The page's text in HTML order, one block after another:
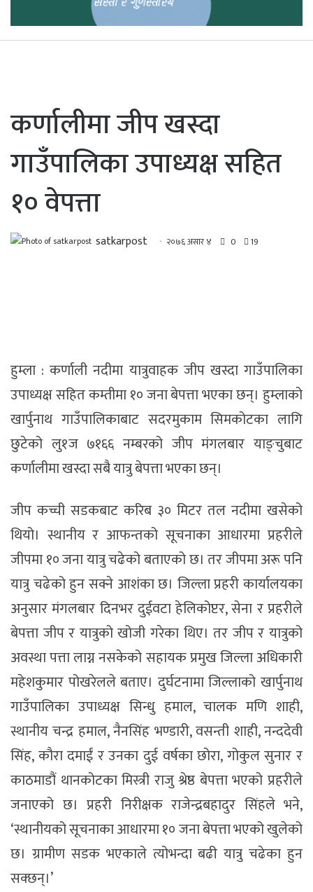
कर्णालीमा जीप खस्दा
गाउँपालिका उपाध्यक्ष सहित
१० वेपत्ता
satkarpost २०७६ असार ४ 0 19
हुम्ला : कर्णाली नदीमा यात्रुवाहक जीप खस्दा गाउँपालिका
उपाध्यक्ष सहित कम्तीमा १० जना बेपत्ता भएका छन्। हुम्लाको
खार्पुनाथ गाउँपालिकाबाट सदरमुकाम सिमकोटका लागि
छुटेको लु१ज ७१६६ नम्बरको जीप मंगलबार याङ्चुबाट
कर्णालीमा खस्दा सबै यात्रु बेपत्ता भएका छन्।
जीप कच्ची सडकबाट करिब ३० मिटर तल नदीमा खसेको
थियो। स्थानीय र आफन्तको सूचनाका आधारमा प्रहरीले
जीपमा १० जना यात्रु चढेको बताएको छ। तर जीपमा अरू पनि
यात्रु चढेको हुन सक्ने आशंका छ। जिल्ला प्रहरी कार्यालयका
अनुसार मंगलबार दिनभर दुईवटा हेलिकोप्टर, सेना र प्रहरीले
बेपत्ता जीप र यात्रुको खोजी गरेका थिए। तर जीप र यात्रुको
अवस्था पत्ता लाग्न नसकेको सहायक प्रमुख जिल्ला अधिकारी
महेशकुमार पोखरेलले बताए। दुर्घटनामा जिल्लाको खार्पुनाथ
गाउँपालिका उपाध्यक्ष सिन्धु हमाल, चालक मणि शाही,
स्थानीय चन्द्र हमाल, नैनसिंह भण्डारी, वसन्ती शाही, नन्ददेवी
सिंह, कौरा दमाईं र उनका दुई वर्षका छोरा, गोकुल सुनार र
काठमाडौं थानकोटका मिस्त्री राजु श्रेष्ठ बेपत्ता भएको प्रहरीले
जनाएको छ। प्रहरी निरीक्षक राजेन्द्रबहादुर सिंहले भने,
‘स्थानीयको सूचनाका आधारमा १० जना बेपत्ता भएको खुलेको
छ। ग्रामीण सडक भएकाले त्योभन्दा बढी यात्रु चढेका हुन
सक्छन्।’